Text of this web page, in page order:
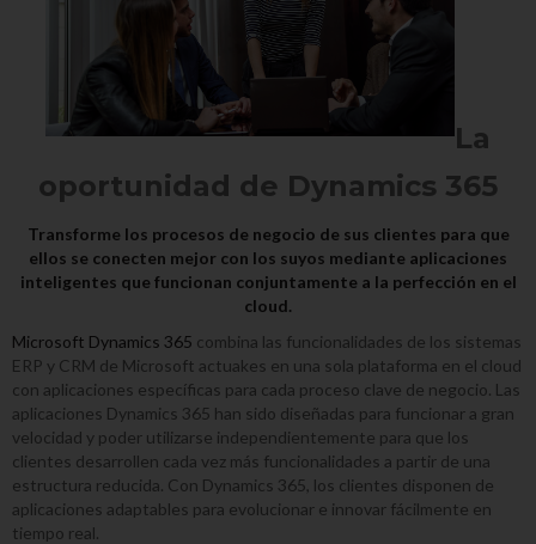
La
oportunidad de Dynamics 365
Transforme los procesos de negocio de sus clientes para que
ellos se conecten mejor con los suyos mediante aplicaciones
inteligentes que funcionan conjuntamente a la perfección en el
cloud.
Microsoft Dynamics 365 combina las funcionalidades de los sistemas
ERP y CRM de Microsoft actuakes en una sola plataforma en el cloud
con aplicaciones específicas para cada proceso clave de negocio. Las
aplicaciones Dynamics 365 han sido diseñadas para funcionar a gran
velocidad y poder utilizarse independientemente para que los
clientes desarrollen cada vez más funcionalidades a partir de una
estructura reducida. Con Dynamics 365, los clientes disponen de
aplicaciones adaptables para evolucionar e innovar fácilmente en
tiempo real.